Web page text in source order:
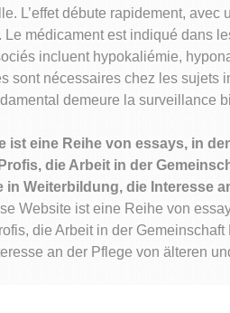
L’effet débute rapidement,
médicament est indiqué dans
incluent hypokaliémie,
sont nécessaires chez les sujets
demeure la surveillance
ist eine Reihe von essays, in
die Arbeit in der
in Weiterbildung, die Interesse
Website ist eine Reihe von
die Arbeit in der
an der Pflege von älteren